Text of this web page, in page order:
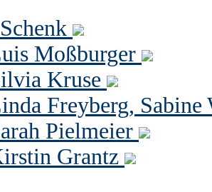
Moßburger
Kruse
Freyberg,
Pielmeier
Grantz